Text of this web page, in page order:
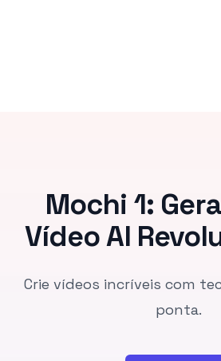
Mochi 1:
Vídeo AI
Crie vídeos incríveis com
ponta.